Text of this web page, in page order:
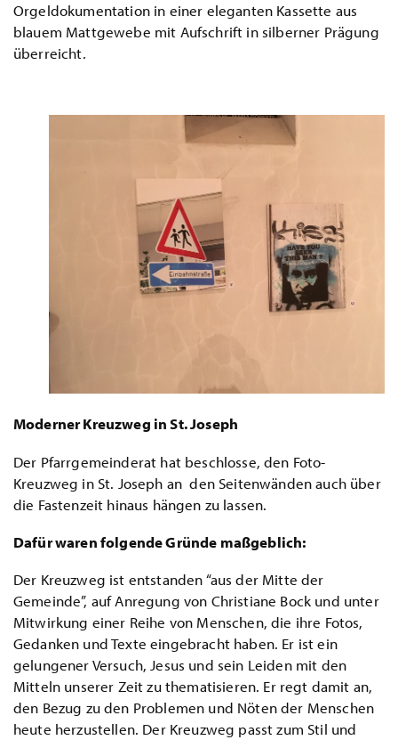
Orgeldokumentation in einer eleganten Kassette aus
blauem Mattgewebe mit Aufschrift in silberner Prägung
überreicht.
Moderner Kreuzweg in St. Joseph
Der Pfarrgemeinderat hat beschlosse, den Foto-
Kreuzweg in St. Joseph an den Seitenwänden auch über
die Fastenzeit hinaus hängen zu lassen.
Dafür waren folgende Gründe maßgeblich:
Der Kreuzweg ist entstanden “aus der Mitte der
Gemeinde”, auf Anregung von Christiane Bock und unter
Mitwirkung einer Reihe von Menschen, die ihre Fotos,
Gedanken und Texte eingebracht haben. Er ist ein
gelungener Versuch, Jesus und sein Leiden mit den
Mitteln unserer Zeit zu thematisieren. Er regt damit an,
den Bezug zu den Problemen und Nöten der Menschen
heute herzustellen. Der Kreuzweg passt zum Stil und